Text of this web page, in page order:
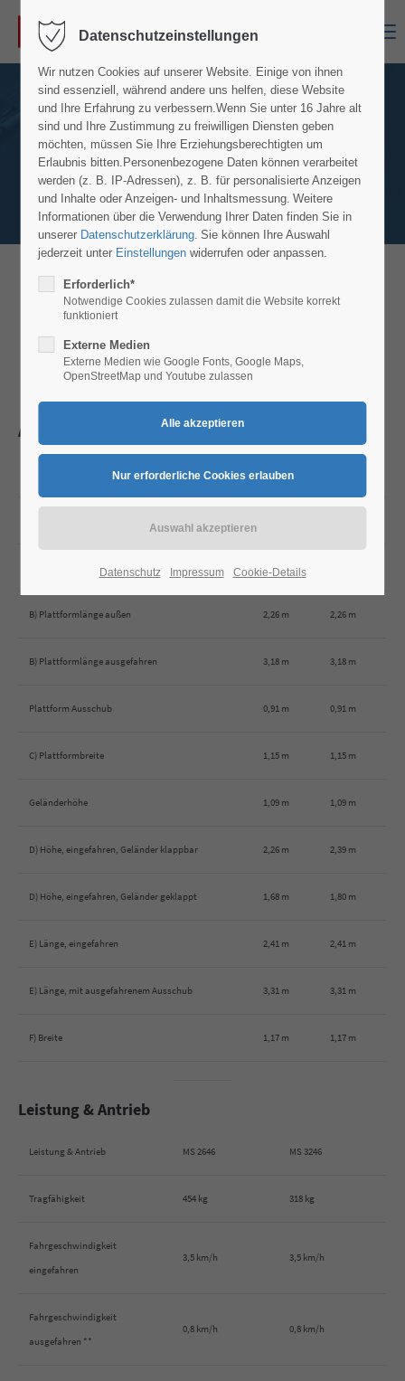
MS Scherenarbeitsbühnen MS 2646 & MS
Details Modell MS 2646 und MS 3246
Abmessungen
MS 2646
A) Plattformhöhe max. 7,92 m
B) Plattformlänge außen 2,26 m 2,26 m
B) Plattformlänge ausgefahren 3,18 m 3,18 m
Plattform Ausschub 0,91 m 0,91 m
C) Plattformbreite 1,15 m 1,15 m
Geländerhöhe 1,09 m 1,09 m
D) Höhe, eingefahren, Geländer klappbar 2,26 m 2,39 m
D) Höhe, eingefahren, Geländer geklappt 1,68 m 1,80 m
E) Länge, eingefahren 2,41 m 2,41 m
E) Länge, mit ausgefahrenem Ausschub 3,31 m 3,31 m
F) Breite 1,17 m 1,17 m
Leistung & Antrieb
Leistung & Antrieb MS 2646 MS 3246
Tragfähigkeit 454 kg 318 kg
Fahrgeschwindigkeit
eingefahren
3,5 km/h 3,5 km/h
Fahrgeschwindigkeit
ausgefahren **
0,8 km/h 0,8 km/h
Datenschutzeinstellungen
Wir nutzen Cookies auf unserer Website. Einige von ihnen
sind essenziell, während andere uns helfen, diese Website
und Ihre Erfahrung zu verbessern.Wenn Sie unter 16 Jahre alt
sind und Ihre Zustimmung zu freiwilligen Diensten geben
möchten, müssen Sie Ihre Erziehungsberechtigten um
Erlaubnis bitten. Personenbezogene Daten können verarbeitet
werden (z. B. IP-Adressen), z. B. für personalisierte Anzeigen
und Inhalte oder Anzeigen- und Inhaltsmessung. Weitere
Informationen über die Verwendung Ihrer Daten finden Sie in
unserer Datenschutzerklärung. Sie können Ihre Auswahl
jederzeit unter Einstellungen widerrufen oder anpassen.
Erforderlich*
Notwendige Cookies zulassen damit die Website korrekt
funktioniert
Externe Medien
Externe Medien wie Google Fonts, Google Maps,
OpenStreetMap und Youtube zulassen
Datenschutz Impressum Cookie-Details